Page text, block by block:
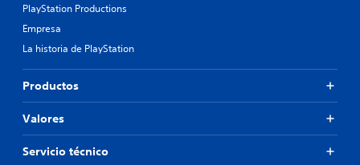
PlayStation Productions
Empresa
La historia de PlayStation
Productos
Valores
Servicio técnico